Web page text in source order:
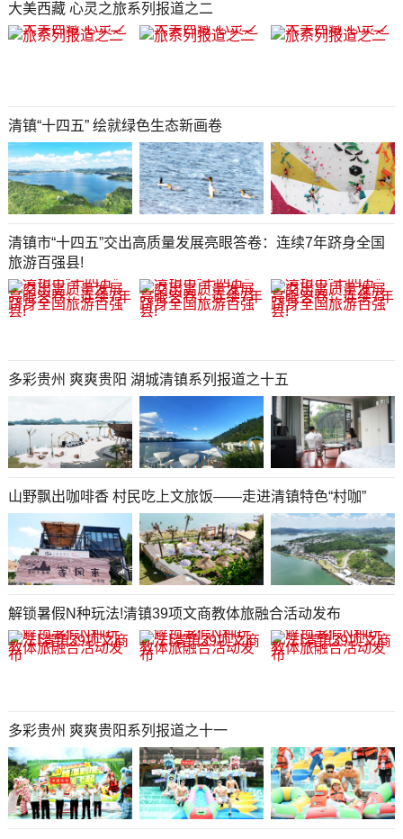
大美西藏 心灵之旅系列报道之二
清镇“十四五” 绘就绿色生态新画卷
清镇市“十四五”交出高质量发展亮眼答卷：连续7年跻身全国
旅游百强县!
多彩贵州 爽爽贵阳 湖城清镇系列报道之十五
山野飘出咖啡香 村民吃上文旅饭——走进清镇特色“村咖”
解锁暑假N种玩法!清镇39项文商教体旅融合活动发布
多彩贵州 爽爽贵阳系列报道之十一